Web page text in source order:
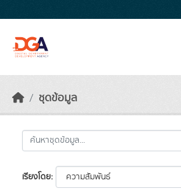
ชุดข้อมูล
เรียงโดย